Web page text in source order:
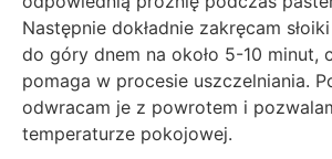
Następnie dokładnie zakręcam
do góry dnem na około 5-10 minut,
pomaga w procesie uszczelniania.
odwracam je z powrotem i
temperaturze pokojowej.